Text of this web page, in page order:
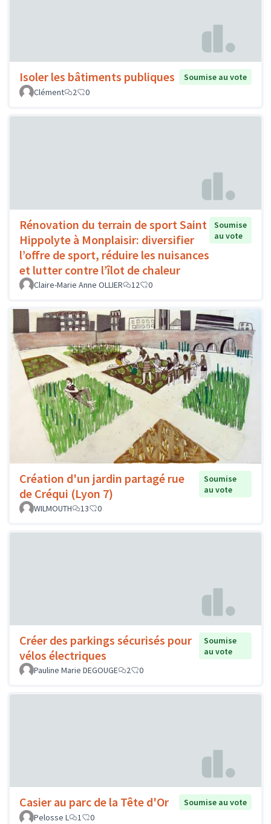
Isoler les bâtiments publiques
Soumise au vote
Clément
2 0
Rénovation du terrain de sport Saint
Hippolyte à Monplaisir: diversifier
l’offre de sport, réduire les nuisances
et lutter contre l’îlot de chaleur
Soumise
au vote
Claire-Marie Anne OLLIER 12 0
Création d'un jardin partagé rue
de Créqui (Lyon 7)
Soumise
au vote
WILMOUTH
13 0
Créer des parkings sécurisés pour
vélos électriques
Soumise
au vote
Pauline Marie DEGOUGE
2 0
Casier au parc de la Tête d'Or
Soumise au vote
Pelosse L
1 0